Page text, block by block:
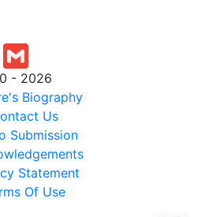
- 2026
Biography
Us
Submission
Statement
Of Use